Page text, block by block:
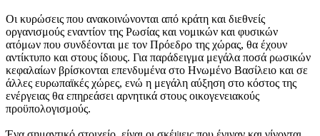
Οι κυρώσεις που ανακοινώνονται από κράτη και διεθνείς
οργανισμούς εναντίον της Ρωσίας και νομικών και φυσικών
ατόμων που συνδέονται με τον Πρόεδρο της χώρας, θα έχουν
αντίκτυπο και στους ίδιους. Για παράδειγμα μεγάλα ποσά ρωσικών
κεφαλαίων βρίσκονται επενδυμένα στο Ηνωμένο Βασίλειο και σε
άλλες ευρωπαϊκές χώρες, ενώ η μεγάλη αύξηση στο κόστος της
ενέργειας θα επηρεάσει αρνητικά στους οικογενειακούς
προϋπολογισμούς.